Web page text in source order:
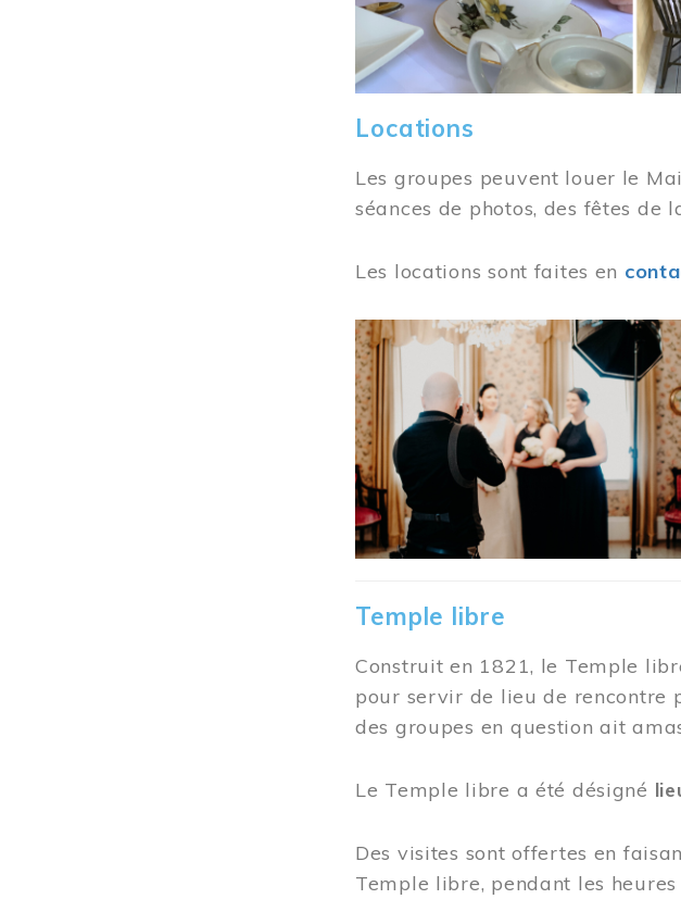
Locations
Les groupes peuvent louer le
séances de photos, des fêtes de
Les locations sont faites en
Image
Temple libre
Construit en 1821, le Temple
pour servir de lieu de rencontre
des groupes en question ait
Le Temple libre a été désigné
Des visites sont offertes en
Temple libre, pendant les